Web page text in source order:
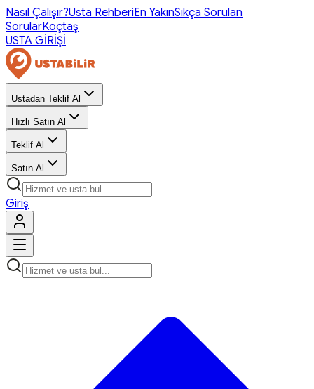
Nasıl Çalışır?Usta RehberiEn YakınSıkça Sorulan
SorularKoçtaş
USTA GİRİŞİ
Ustadan Teklif Al
Hızlı Satın Al
Teklif Al
Satın Al
Giriş